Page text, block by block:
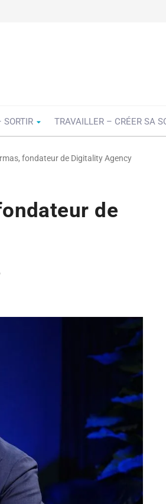
SORTIR TRAVAILLER – CRÉER SA
fondateur de Digitality Agency
de